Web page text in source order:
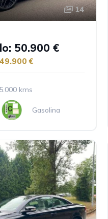
14
50.900 €
€
kms
Gasolina